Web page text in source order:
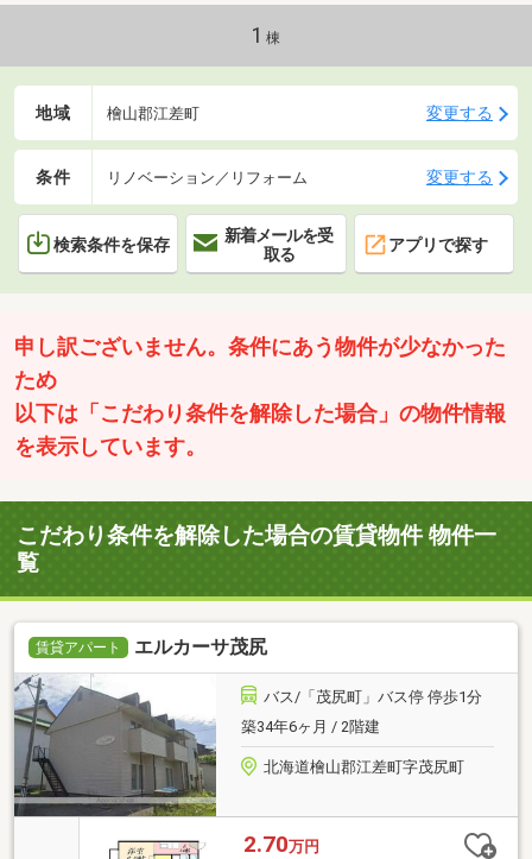
1 棟
地域 檜山郡江差町 変更する
条件 リノベーション／リフォーム 変更する
検索条件を保存
新着メールを受
取る
アプリで探す
申し訳ございません。条件にあう物件が少なかった
ため
以下は「こだわり条件を解除した場合」の物件情報
を表示しています。
こだわり条件を解除した場合の賃貸物件 物件一
覧
賃貸アパート エルカーサ茂尻
バス/「茂尻町」バス停 停歩1分
築34年6ヶ月 / 2階建
北海道檜山郡江差町字茂尻町
2.70万円